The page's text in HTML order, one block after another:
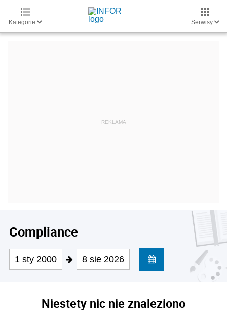
Kategorie Serwisy
Compliance
1 sty 2000 8 sie 2026
Niestety nic nie znaleziono